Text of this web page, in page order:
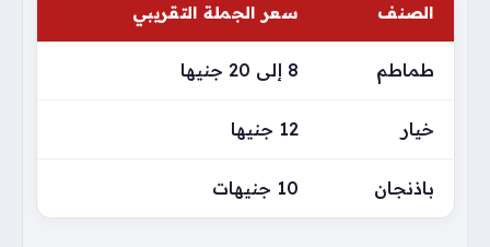
الصنف سعر الجملة التقريبي
طماطم 8 إلى 20 جنيها
خيار 12 جنيها
باذنجان 10 جنيهات